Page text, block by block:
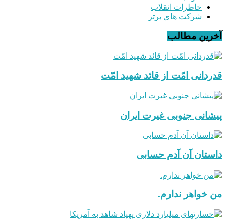
خاطرات انقلاب
شرکت های برتر
آخرین مطالب
قدردانی امّت از قائد شهید امّت
پیشانی جنوبی غیرت ایران
داستان آن آدم حسابی
من خواهر ندارم.